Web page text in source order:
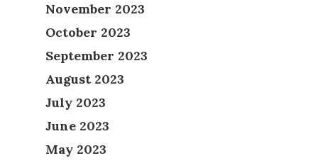
November 2023
October 2023
September 2023
August 2023
July 2023
June 2023
May 2023